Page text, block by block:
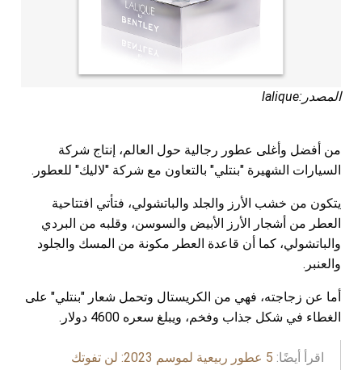
المصدر:lalique
من أفضل وأغلى عطور رجالية حول العالم، إنتاج شركة
السيارات الشهيرة "بنتلي" بالتعاون مع شركة "لاليك" للعطور.
يتكون من خشب الأرز والجلد والباتشولي، فتأتي افتتاحية
العطر من أشجار الأرز الأبيض والسوسن، وقلبه من البردي
والباتشولي، كما أن قاعدة العطر مكونة من المسك والجلود
والعنبر.
أما عن زجاجته، فهي من الكريستال وتحمل شعار "بنتلي" على
الغطاء في شكل جذاب وفخم، ويبلغ سعره 4600 دولار.
اقرأ أيضًا: 5 عطور ربيعية لموسم 2023: لن تفوتك